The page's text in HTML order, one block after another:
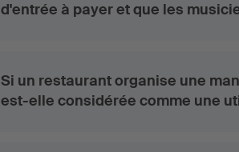
d'entrée à payer et que les
Si un restaurant organise une
est-elle considérée comme une